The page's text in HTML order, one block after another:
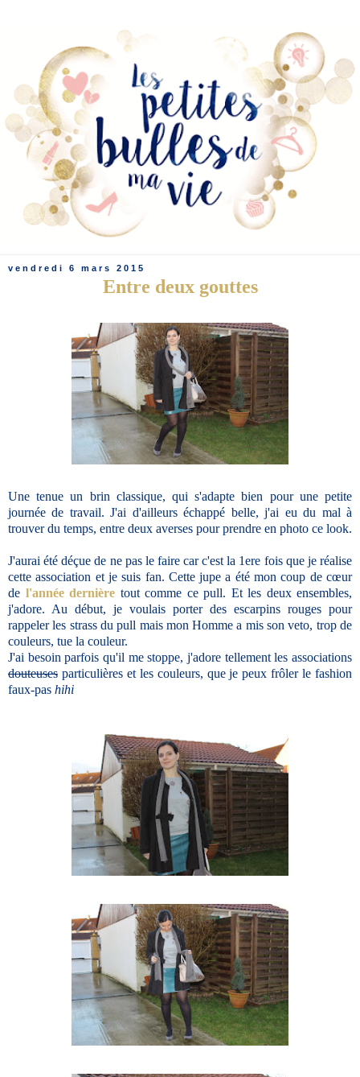
vendredi 6 mars 2015
Entre deux gouttes
Une tenue un brin classique, qui s'adapte bien pour une petite
journée de travail. J'ai d'ailleurs échappé belle, j'ai eu du mal à
trouver du temps, entre deux averses pour prendre en photo ce look.
J'aurai été déçue de ne pas le faire car c'est la 1ere fois que je réalise
cette association et je suis fan. Cette jupe a été mon coup de cœur
de l'année dernière tout comme ce pull. Et les deux ensembles,
j'adore. Au début, je voulais porter des escarpins rouges pour
rappeler les strass du pull mais mon Homme a mis son veto, trop de
couleurs, tue la couleur.
J'ai besoin parfois qu'il me stoppe, j'adore tellement les associations
douteuses particulières et les couleurs, que je peux frôler le fashion
faux-pas hihi